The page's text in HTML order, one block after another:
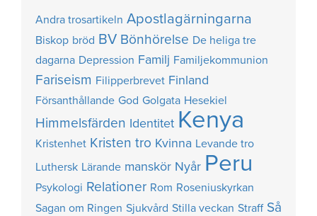
Andra trosartikeln Apostlagärningarna
Biskop bröd BV Bönhörelse De heliga tre
dagarna Depression Familj Familjekommunion
Fariseism Filipperbrevet Finland
Försanthållande God Golgata Hesekiel
Himmelsfärden Identitet Kenya
Kristenhet Kristen tro Kvinna Levande tro
Luthersk Lärande manskör Nyår Peru
Psykologi Relationer Rom Roseniuskyrkan
Sagan om Ringen Sjukvård Stilla veckan Straff Så